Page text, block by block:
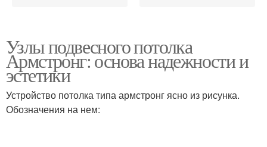
Узлы подвесного потолка
Армстронг: основа надежности и
эстетики
Устройство потолка типа армстронг ясно из рисунка.
Обозначения на нем: